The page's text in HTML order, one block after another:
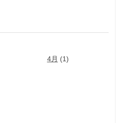
4月 (1)